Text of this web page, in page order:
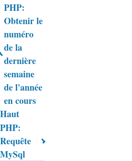
Liens
transversaux
de
livre
pour
Trucs
&
Astuces
PHP:
Obtenir le
numéro
de la
dernière
semaine
de l'année
en cours
Haut
PHP:
Requête
MySql